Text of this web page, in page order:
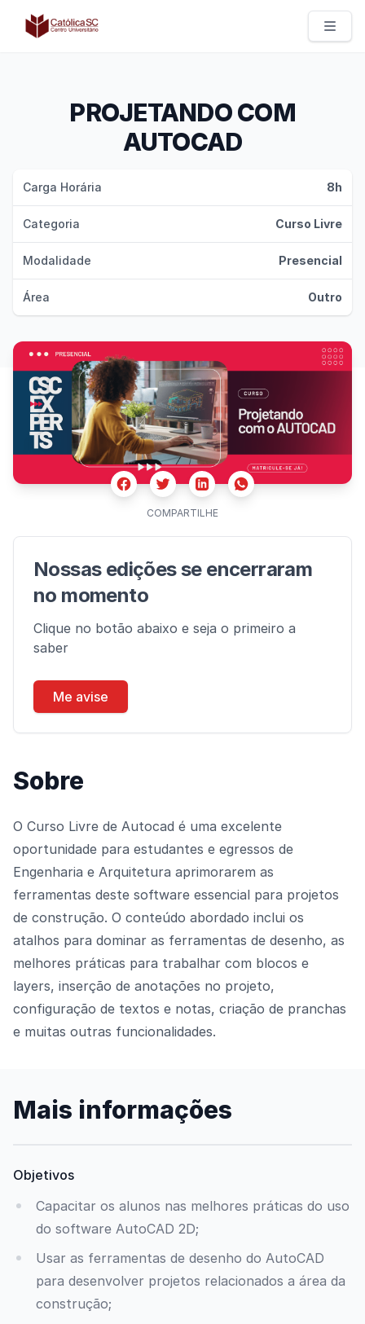
Católica SC | Experts
PROJETANDO COM
AUTOCAD
Carga Horária 8h
Categoria Curso Livre
Modalidade Presencial
Área Outro
FacebookTwitterLinkedinWhatsapp
COMPARTILHE
Nossas edições se encerraram
no momento
Clique no botão abaixo e seja o primeiro a
saber
Me avise
Sobre
O Curso Livre de Autocad é uma excelente
oportunidade para estudantes e egressos de
Engenharia e Arquitetura aprimorarem as
ferramentas deste software essencial para projetos
de construção. O conteúdo abordado inclui os
atalhos para dominar as ferramentas de desenho, as
melhores práticas para trabalhar com blocos e
layers, inserção de anotações no projeto,
configuração de textos e notas, criação de pranchas
e muitas outras funcionalidades.
Mais informações
Objetivos
Capacitar os alunos nas melhores práticas do uso
do software AutoCAD 2D;
Usar as ferramentas de desenho do AutoCAD
para desenvolver projetos relacionados a área da
construção;